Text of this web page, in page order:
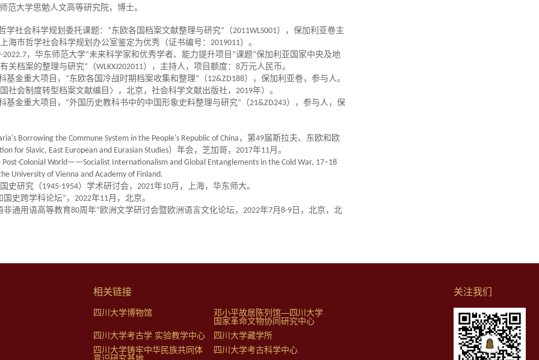
范大学思勉人文高等研究院，博士。
学社会科学规划委托课题： “ 东欧各国档案文献整理与研究“ （2011WLS001），保加利亚卷主
海市哲学社会科学规划办公室鉴定为优秀（证书编号： 2019011）。
2022.7，华东师范大学“未来科学家和优秀学者、能力提升项目 ”课题“保加利亚国家中央及地
关档案的整理与研究“ （WLKXJ202011），主持人，项目额度： 8万元人民币。
基金重大项目， “ 东欧各国冷战时期档案收集和整理” （ 12&ZD188），保加利亚卷，参与人。
社会制度转型档案文献编目〉，北京，社会科学文献出版社， 2019年）。
基金重大项目， “外国历史教科书中的中国形象史料整理与研究” （21&ZD243），参与人，保
Borrowing the Commune System in the People's Republic of China ，第49届斯拉夫、东欧和欧
for Slavic, East European and Eurasian Studies）年会，芝加哥， 2017年11月。
Post-Colonial World——Socialist Internationalism and Global Entanglements in the Cold War, 17–18
University of Vienna and Academy of Finland.
史研究（ 1945-1954）学术研讨会， 2021年10月，上海，华东师大。
国史跨学科论坛” ， 2022年11月，北京。
非通用语高等教育80周年” 欧洲文学研讨会暨欧洲语言文化论坛， 2022年7月 8-9 日，北京，北
相关链接
四川大学博物馆 邓小平故居陈列馆—四川大学
国家革命文物协同研究中心
四川大学考古学 实验教学中心
四川大学藏学所
四川大学铸牢中华民族共同体
意识研究基地
四川大学考古科学中心
关注我们